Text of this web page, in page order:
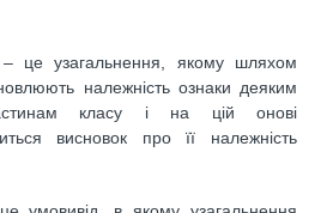
– це узагальнення, якому шляхом
належність ознаки деяким
класу і на цій онові
висновок про її належність